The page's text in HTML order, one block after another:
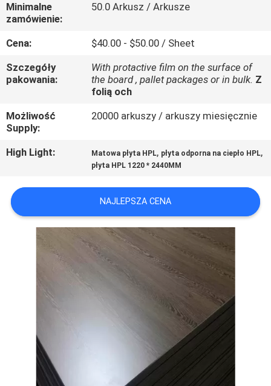
SKONTAKTUJ
SIĘ
Z
NAMI
AKTUALNOŚCI
SPRAWY
POPROSIĆ
WYCENĘ
SITEMAP
POLICY
Minimalne
zamówienie:
50.0 Arkusz / Arkusze
Cena:
$40.00 - $50.00 / Sheet
Szczegóły
pakowania:
With protactive film on the surface of
the board , pallet packages or in bulk. Z
folią och
Możliwość
Supply:
20000 arkuszy / arkuszy miesięcznie
High Light: Matowa płyta HPL, płyta odporna na ciepło HPL,
płyta HPL 1220 * 2440MM
NAJLEPSZA CENA